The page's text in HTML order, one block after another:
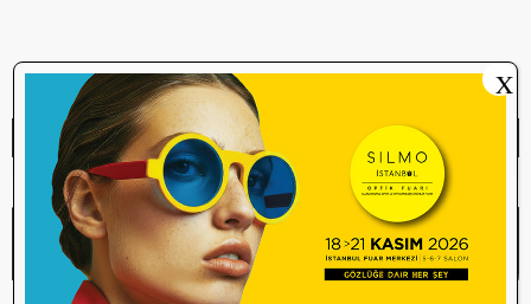
Metin Turanlı
Yazarın diğer yazılarını okumak için tıklayınız
X